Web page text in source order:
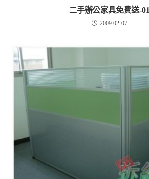
二手辦公家具免費送-01
2009-02-07